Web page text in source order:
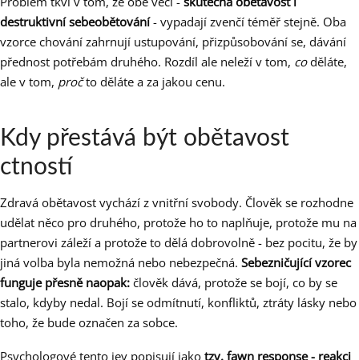
destruktivní sebeobětování- vypadají zvenčí téměř stejně. Oba
vzorce chování zahrnují ustupování, přizpůsobování se, dávání
přednost potřebám druhého. Rozdíl ale neleží v tom, coděláte,
ale v tom, pročto děláte a za jakou cenu.
Kdy přestává být obětavost
ctností
Zdravá obětavost vychází z vnitřní svobody. Člověk se rozhodne
udělat něco pro druhého, protože ho to naplňuje, protože mu na
partnerovi záleží a protože to dělá dobrovolně - bez pocitu, že by
jiná volba byla nemožná nebo nebezpečná. Sebezničující vzorec
funguje přesně naopak: člověk dává, protože se bojí, co by se
stalo, kdyby nedal. Bojí se odmítnutí, konfliktů, ztráty lásky nebo
toho, že bude označen za sobce.
Psychologové tento jev popisují jako tzv. fawn response - reakci